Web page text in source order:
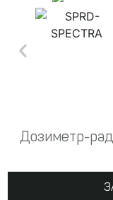
Дозиметр-